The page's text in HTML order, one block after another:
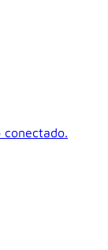
conectado.